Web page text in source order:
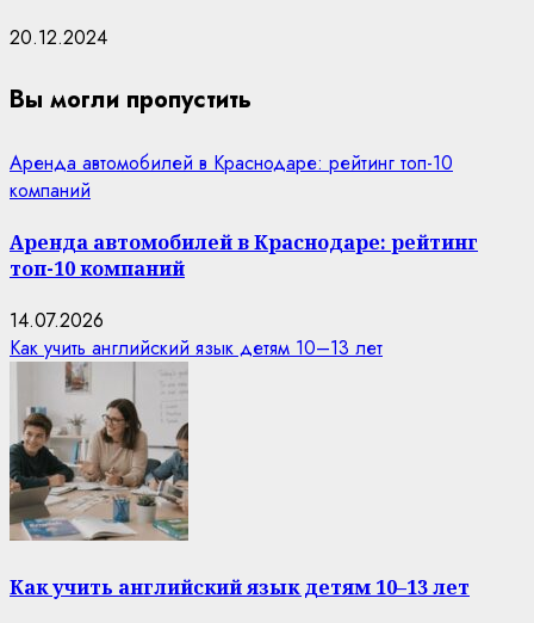
20.12.2024
Вы могли пропустить
Аренда автомобилей в Краснодаре: рейтинг топ-10
компаний
Аренда автомобилей в Краснодаре: рейтинг
топ-10 компаний
14.07.2026
Как учить английский язык детям 10–13 лет
Как учить английский язык детям 10–13 лет